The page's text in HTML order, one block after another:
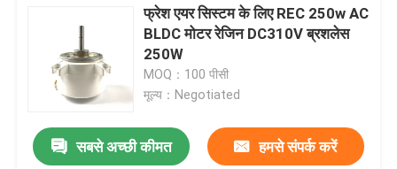
फ्रेश एयर सिस्टम के लिए REC 250w AC
BLDC मोटर रेजिन DC310V ब्रशलेस
250W
MOQ：100 पीसी
मूल्य：Negotiated
सबसे अच्छी कीमत हमसे संपर्क करें